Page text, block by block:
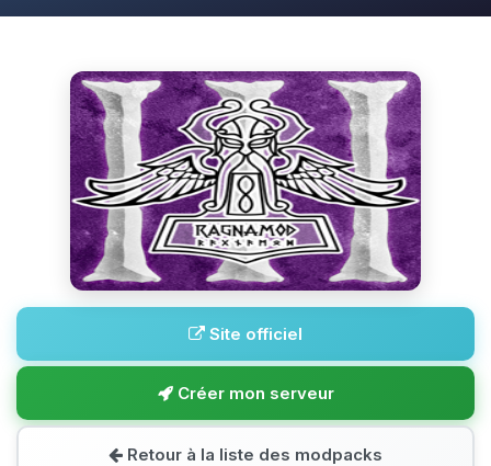
Site officiel
Créer mon serveur
Retour à la liste des modpacks